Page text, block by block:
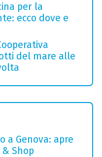
per la
ecco dove e
del mare alle
a Genova: apre
Shop